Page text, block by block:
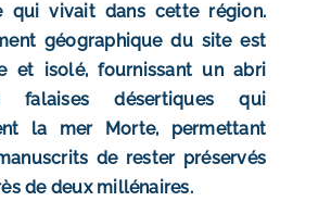
qui vivait dans cette région.
géographique du site est
et isolé, fournissant un abri
falaises désertiques qui
la mer Morte, permettant
de rester préservés
de deux millénaires.